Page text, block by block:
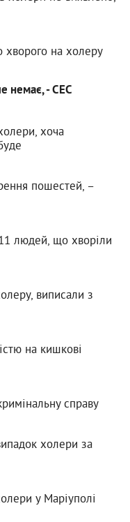
хворого на холеру
немає, - СЕС
хоча
пошестей, –
людей, що хворіли
виписали з
на кишкові
справу
холери за
у Маріуполі